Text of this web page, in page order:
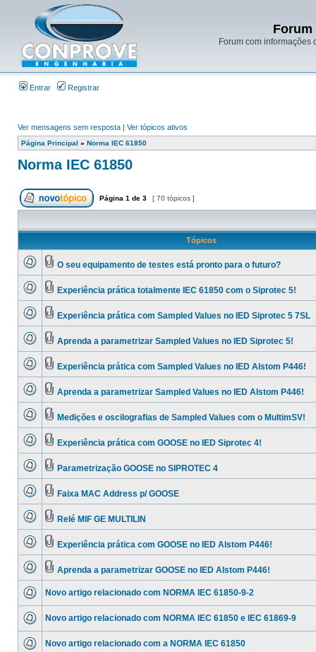
Forum
Forum com informações
Entrar Registrar
Ver mensagens sem resposta | Ver tópicos ativos
Página Principal » Norma IEC 61850
Norma IEC 61850
Página 1 de 3 [ 70 tópicos ]
Tópicos
O seu equipamento de testes está pronto para o futuro?
Experiência prática totalmente IEC 61850 com o Siprotec 5!
Experiência prática com Sampled Values no IED Siprotec 5 7SL
Aprenda a parametrizar Sampled Values no IED Siprotec 5!
Experiência prática com Sampled Values no IED Alstom P446!
Aprenda a parametrizar Sampled Values no IED Alstom P446!
Medições e oscilografias de Sampled Values com o MultimSV!
Experiência prática com GOOSE no IED Siprotec 4!
Parametrização GOOSE no SIPROTEC 4
Faixa MAC Address p/ GOOSE
Relé MIF GE MULTILIN
Experiência prática com GOOSE no IED Alstom P446!
Aprenda a parametrizar GOOSE no IED Alstom P446!
Novo artigo relacionado com NORMA IEC 61850-9-2
Novo artigo relacionado com NORMA IEC 61850 e IEC 61869-9
Novo artigo relacionado com a NORMA IEC 61850